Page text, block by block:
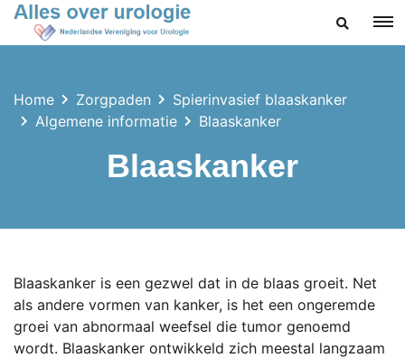
ZOEKEN
Home Zorgpaden
Spierinvasief blaaskanker
Algemene informatie
Blaaskanker
Blaaskanker
Blaaskanker is een gezwel dat in de blaas groeit. Net
als andere vormen van kanker, is het een ongeremde
groei van abnormaal weefsel die tumor genoemd
wordt. Blaaskanker ontwikkeld zich meestal langzaam